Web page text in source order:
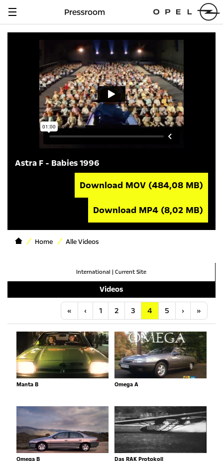
Navigation
Pressroom
Astra F - Babies 1996
Download MOV (484,08 MB)
Download MP4 (8,02 MB)
Home Alle Videos
International | Current Site
Videos
« Anfang
‹ Vorherige
1 2 3 4 5 ›Nächste
»
Manta B Omega A
Omega B Das RAK Protokoll